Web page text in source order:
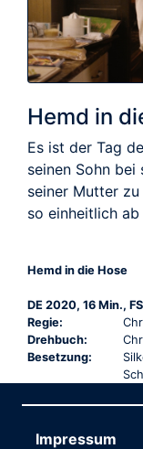
Hemd in
Es ist der Tag
seinen Sohn bei
seiner Mutter
so einheitlich
Hemd in die Hose
DE 2020, 16 Min.,
Regie:
Drehbuch:
Besetzung:
Impressum